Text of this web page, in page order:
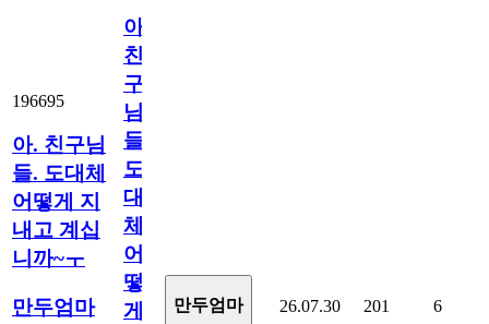
196695
아. 친구님
들. 도대체
어떻게 지
내고 계십
니까~ㅜ
만두엄마
아.
친
구
님
들.
도
대
체
어
떻
게
만두엄마 26.07.30 201 6